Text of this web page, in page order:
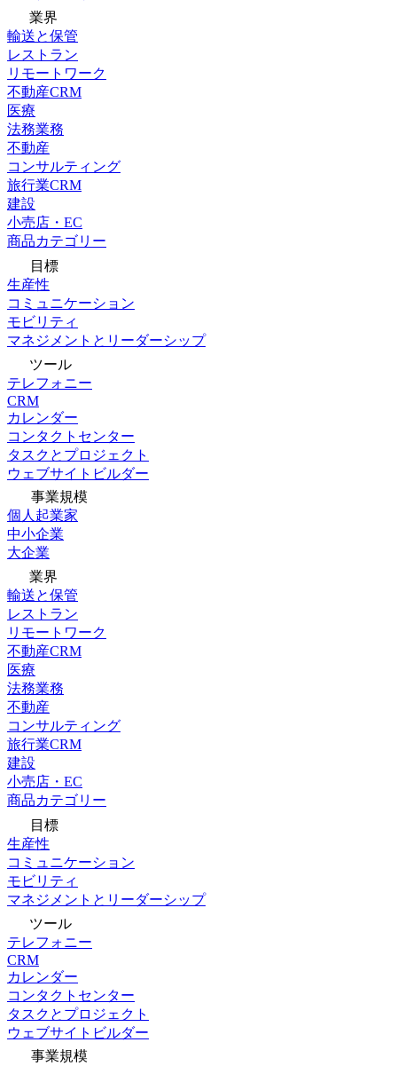
業界
輸送と保管
レストラン
リモートワーク
不動産CRM
医療
法務業務
不動産
コンサルティング
旅行業CRM
建設
小売店・EC
商品カテゴリー
目標
生産性
コミュニケーション
モビリティ
マネジメントとリーダーシップ
ツール
テレフォニー
CRM
カレンダー
コンタクトセンター
タスクとプロジェクト
ウェブサイトビルダー
事業規模
個人起業家
中小企業
大企業
業界
輸送と保管
レストラン
リモートワーク
不動産CRM
医療
法務業務
不動産
コンサルティング
旅行業CRM
建設
小売店・EC
商品カテゴリー
目標
生産性
コミュニケーション
モビリティ
マネジメントとリーダーシップ
ツール
テレフォニー
CRM
カレンダー
コンタクトセンター
タスクとプロジェクト
ウェブサイトビルダー
事業規模